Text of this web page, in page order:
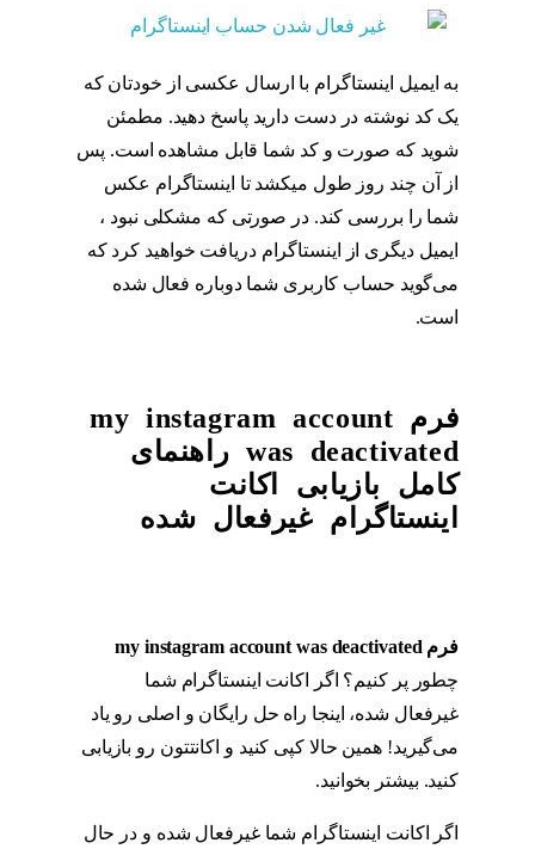
به ایمیل اینستاگرام با ارسال عکسی از خودتان که
یک کد نوشته در دست دارید پاسخ دهید. مطمئن
شوید که صورت و کد شما قابل مشاهده است. پس
از آن چند روز طول میکشد تا اینستاگرام عکس
شما را بررسی کند. در صورتی که مشکلی نبود ،
ایمیل دیگری از اینستاگرام دریافت خواهید کرد که
می‌گوید حساب کاربری شما دوباره فعال شده
است.
فرم my instagram account
was deactivated راهنمای
کامل بازیابی اکانت
اینستاگرام غیرفعال شده
فرم
چطور پر کنیم؟ اگر اکانت اینستاگرام شما
غیرفعال شده، اینجا راه حل رایگان و اصلی رو یاد
می‌گیرید! همین حالا کپی کنید و اکانتتون رو بازیابی
کنید. بیشتر بخوانید.
اگر اکانت اینستاگرام شما غیرفعال شده و در حال